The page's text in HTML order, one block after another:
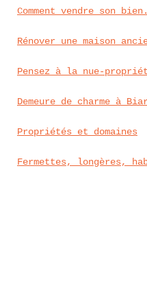
Comment vendre son
Rénover une maison
Pensez à la nue-
Demeure de charme à
Propriétés et domaines
Fermettes, longères,